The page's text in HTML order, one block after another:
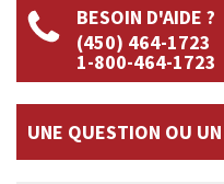
BESOIN D'AIDE ?
(450) 464-1723
1-800-464-1723
UNE QUESTION OU